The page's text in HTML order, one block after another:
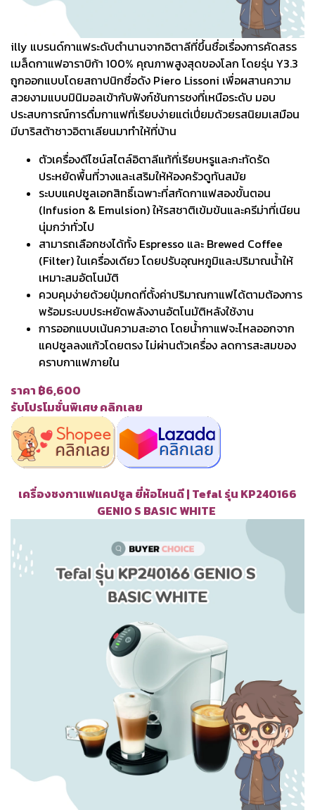
illy แบรนด์กาแฟระดับตำนานจากอิตาลีที่ขึ้นชื่อเรื่องการคัดสรร
เมล็ดกาแฟอาราบิก้า 100% คุณภาพสูงสุดของโลก โดยรุ่น Y3.3
ถูกออกแบบโดยสถาปนิกชื่อดัง Piero Lissoni เพื่อผสานความ
สวยงามแบบมินิมอลเข้ากับฟังก์ชันการชงที่เหนือระดับ มอบ
ประสบการณ์การดื่มกาแฟที่เรียบง่ายแต่เปี่ยมด้วยรสนิยมเสมือน
มีบาริสต้าชาวอิตาเลียนมาทำให้ที่บ้าน
ตัวเครื่องดีไซน์สไตล์อิตาลีแท้ที่เรียบหรูและกะทัดรัด
ประหยัดพื้นที่วางและเสริมให้ห้องครัวดูทันสมัย
ระบบแคปซูลเอกสิทธิ์เฉพาะที่สกัดกาแฟสองขั้นตอน
(Infusion & Emulsion) ให้รสชาติเข้มข้นและครีม่าที่เนียน
นุ่มกว่าทั่วไป
สามารถเลือกชงได้ทั้ง Espresso และ Brewed Coffee
(Filter) ในเครื่องเดียว โดยปรับอุณหภูมิและปริมาณน้ำให้
เหมาะสมอัตโนมัติ
ควบคุมง่ายด้วยปุ่มกดที่ตั้งค่าปริมาณกาแฟได้ตามต้องการ
พร้อมระบบประหยัดพลังงานอัตโนมัติหลังใช้งาน
การออกแบบเน้นความสะอาด โดยน้ำกาแฟจะไหลออกจาก
แคปซูลลงแก้วโดยตรง ไม่ผ่านตัวเครื่อง ลดการสะสมของ
คราบกาแฟภายใน
ราคา ฿6,600
รับโปรโมชั่นพิเศษ คลิกเลย
เครื่องชงกาแฟแคปซูล ยี่ห้อไหนดี | Tefal รุ่น KP240166
GENIO S BASIC WHITE